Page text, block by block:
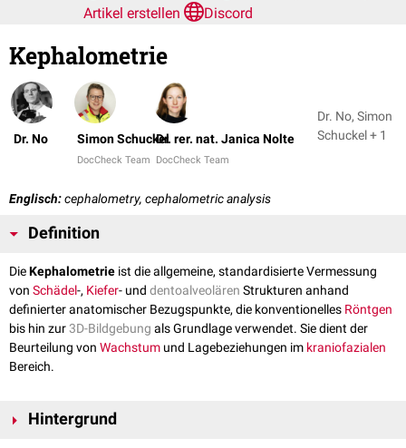
Artikel erstellen
Discord
Kephalometrie
Dr. No Simon Schuckel
DocCheck Team
Dr. rer. nat. Janica Nolte
DocCheck Team
Dr. No, Simon
Schuckel + 1
Englisch:cephalometry, cephalometric analysis
Definition
DieKephalometrie ist die allgemeine, standardisierte Vermessung
von Schädel-, Kiefer- und dentoalveolären Strukturen anhand
definierter anatomischer Bezugspunkte, die konventionelles Röntgen
bis hin zur 3D-Bildgebung als Grundlage verwendet. Sie dient der
Beurteilung von Wachstum und Lagebeziehungen im kraniofazialen
Bereich.
Hintergrund